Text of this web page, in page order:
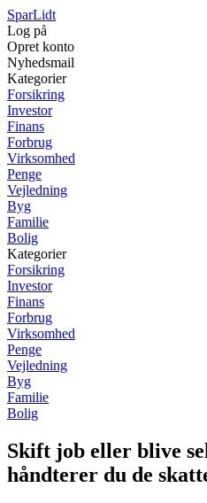
SparLidt
Log på
Opret konto
Nyhedsmail
Kategorier
Forsikring
Investor
Finans
Forbrug
Virksomhed
Penge
Vejledning
Byg
Familie
Bolig
Kategorier
Forsikring
Investor
Finans
Forbrug
Virksomhed
Penge
Vejledning
Byg
Familie
Bolig
Skift job eller blive
håndterer du de